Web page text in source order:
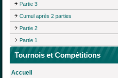
Partie 3
Cumul après 2 parties
Partie 2
Partie 1
Tournois et Compétitions
Accueil